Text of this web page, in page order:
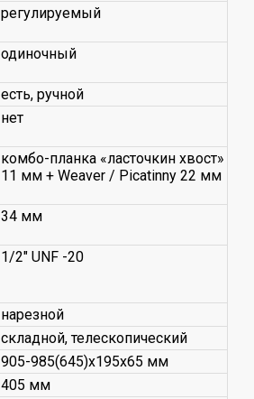
регулируемый
одиночный
есть, ручной
нет
комбо-планка «ласточкин хвост»
11 мм + Weaver / Picatinny 22 мм
34 мм
1/2" UNF -20
нарезной
складной, телескопический
905-985(645)х195х65 мм
405 мм